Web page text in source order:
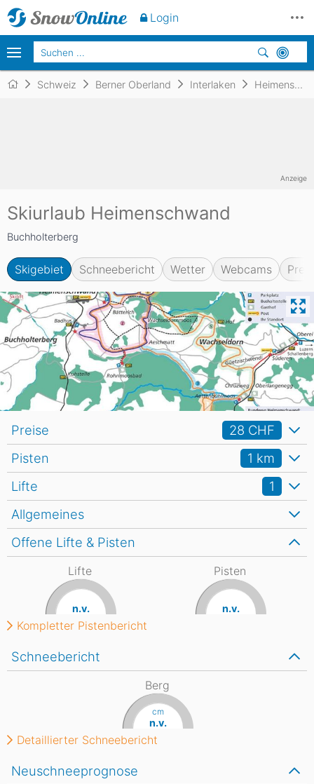
Schweiz Berner Oberland Interlaken Heimenschwand
Skiurlaub Heimenschwand
Buchholterberg
Skigebiet Schneebericht Wetter Webcams
Anzeige
Allgemeines
Lifte 1
Pisten 1 km
Schneebericht
Berg
cm
n.v.
Detaillierter Schneebericht
Neuschneeprognose
Offene Lifte & Pisten
Lifte
n.v.
Pisten
n.v.
Kompletter Pistenbericht
Preise 28 CHF
Login